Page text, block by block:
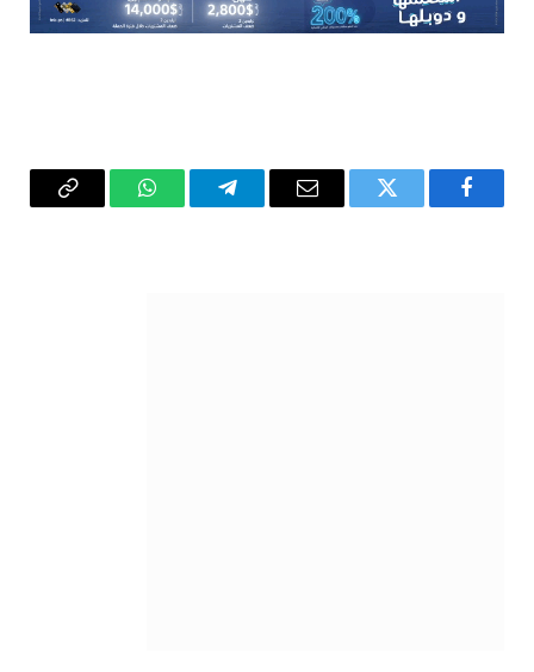
فيسبوك تويتر
البريد
تيلقرام واتساب Copy